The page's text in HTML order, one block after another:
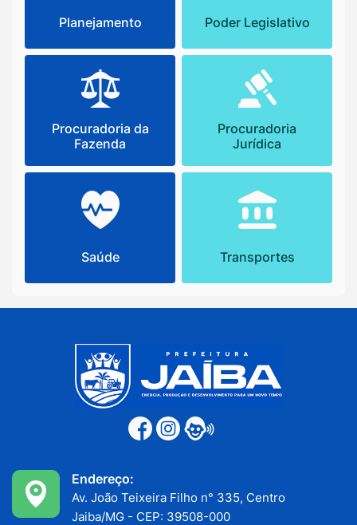
Planejamento Poder Legislativo
Procuradoria da
Fazenda
Procuradoria
Jurídica
Saúde Transportes
Endereço:
Av. João Teixeira Filho n° 335, Centro
Jaiba/MG - CEP: 39508-000